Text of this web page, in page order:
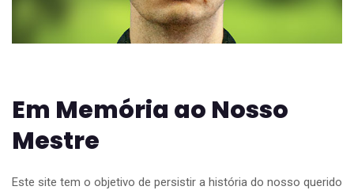
Em Memória ao Nosso
Mestre
Este site tem o objetivo de persistir a história do nosso querido